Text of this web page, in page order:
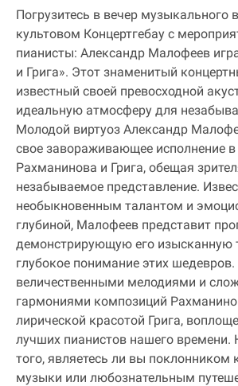
Погрузитесь в вечер музыкального
культовом Концертгебау с
пианисты: Александр Малофеев
и Грига». Этот знаменитый
известный своей превосходной
идеальную атмосферу для
Молодой виртуоз Александр
свое завораживающее исполнение в
Рахманинова и Грига, обещая
незабываемое представление.
необыкновенным талантом и
глубиной, Малофеев представит
демонстрирующую его изысканную
глубокое понимание этих
величественными мелодиями и
гармониями композиций
лирической красотой Грига,
лучших пианистов нашего времени.
того, являетесь ли вы поклонником
музыки или любознательным